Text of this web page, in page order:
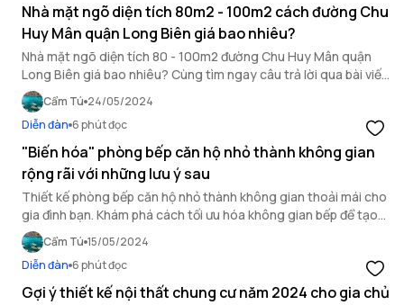
Nhà mặt ngõ diện tích 80m2 - 100m2 cách đường Chu
Huy Mân quận Long Biên giá bao nhiêu?
Nhà mặt ngõ diện tích 80 - 100m2 đường Chu Huy Mân quận
Long Biên giá bao nhiêu? Cùng tìm ngay câu trả lời qua bài viết
dưới đây nhé.
Cẩm Tú 24/05/2024
Diễn đàn 6 phút đọc
"Biến hóa" phòng bếp căn hộ nhỏ thành không gian
rộng rãi với những lưu ý sau
Thiết kế phòng bếp căn hộ nhỏ thành không gian thoải mái cho
gia đình bạn. Khám phá cách tối ưu hóa không gian bếp để tạo
ra không gian rộng rãi và tiện nghi.
Cẩm Tú 15/05/2024
Diễn đàn 6 phút đọc
Gợi ý thiết kế nội thất chung cư năm 2024 cho gia chủ